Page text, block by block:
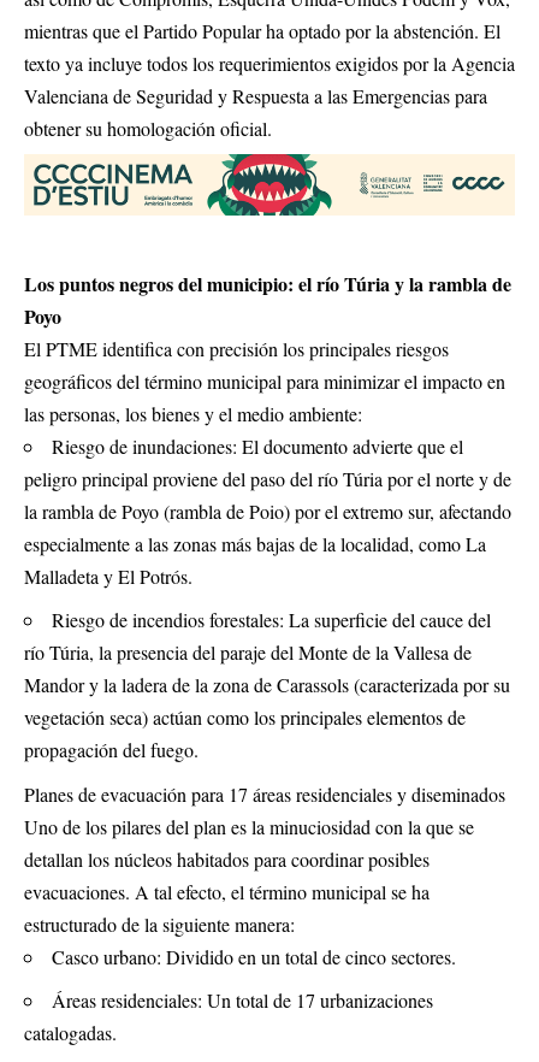
mientras que el Partido Popular ha optado por la abstención. El
texto ya incluye todos los requerimientos exigidos por la Agencia
Valenciana de Seguridad y Respuesta a las Emergencias para
obtener su homologación oficial.
Los puntos negros del municipio: el río Túria y la rambla de
Poyo
El PTME identifica con precisión los principales riesgos
geográficos del término municipal para minimizar el impacto en
las personas, los bienes y el medio ambiente:
Riesgo de inundaciones: El documento advierte que el
peligro principal proviene del paso del río Túria por el norte y de
la rambla de Poyo (rambla de Poio) por el extremo sur, afectando
especialmente a las zonas más bajas de la localidad, como La
Malladeta y El Potrós.
Riesgo de incendios forestales: La superficie del cauce del
río Túria, la presencia del paraje del Monte de la Vallesa de
Mandor y la ladera de la zona de Carassols (caracterizada por su
vegetación seca) actúan como los principales elementos de
propagación del fuego.
Planes de evacuación para 17 áreas residenciales y diseminados
Uno de los pilares del plan es la minuciosidad con la que se
detallan los núcleos habitados para coordinar posibles
evacuaciones. A tal efecto, el término municipal se ha
estructurado de la siguiente manera:
Casco urbano: Dividido en un total de cinco sectores.
Áreas residenciales: Un total de 17 urbanizaciones
catalogadas.